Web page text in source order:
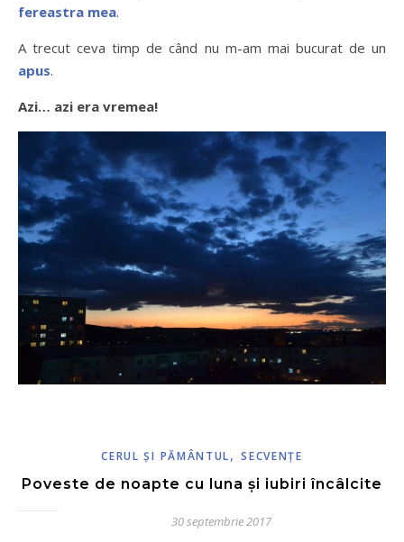
fereastra mea.
A trecut ceva timp de când nu m-am mai bucurat de un
apus.
Azi… azi era vremea!
CERUL ŞI PĂMÂNTUL,SECVENŢE
Poveste de noapte cu luna și iubiri încâlcite
30 septembrie 2017